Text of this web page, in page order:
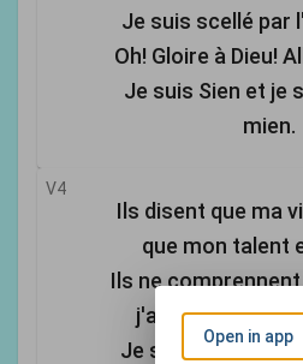
Je suis scellé par
Oh! Gloire à Dieu!
Je suis Sien et je
mien.
V4
Ils disent que ma
que mon talent
Ils ne
j'avais des plans
Je sais ce que j'ai
Open in app